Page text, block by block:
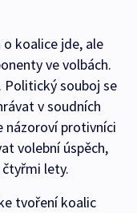
o koalice jde, ale
ve volbách.
Politický souboj se
v soudních
názoroví protivníci
volební úspěch,
čtyřmi lety.
tvoření koalic